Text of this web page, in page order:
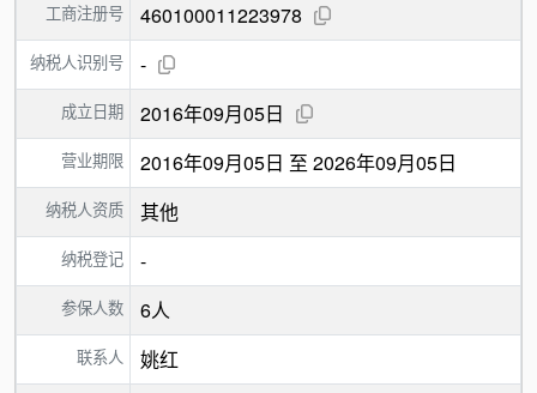
工商注册号 460100011223978
纳税人识别号 -
成立日期 2016年09月05日
营业期限 2016年09月05日 至 2026年09月05日
纳税人资质 其他
纳税登记 -
参保人数 6人
联系人 姚红